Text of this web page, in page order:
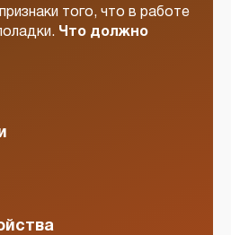
того, что в работе
Что должно